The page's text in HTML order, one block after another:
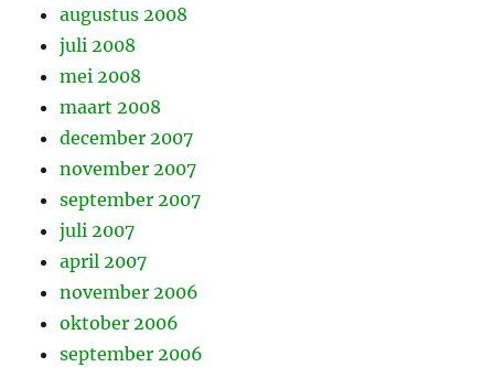
augustus 2008
juli 2008
mei 2008
maart 2008
december 2007
november 2007
september 2007
juli 2007
april 2007
november 2006
oktober 2006
september 2006